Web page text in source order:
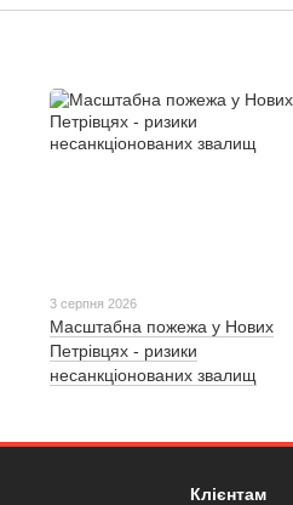
3 серпня 2026
Масштабна пожежа у Нових
Петрівцях - ризики
несанкціонованих звалищ
Клієнтам